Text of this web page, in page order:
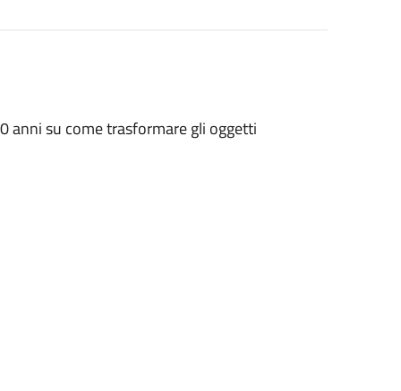
anni su come trasformare gli oggetti